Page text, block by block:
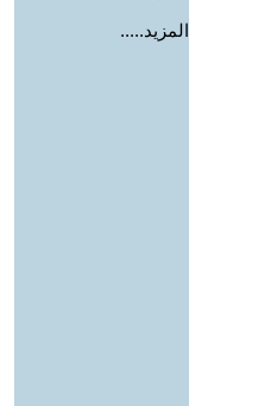
المزيد.....